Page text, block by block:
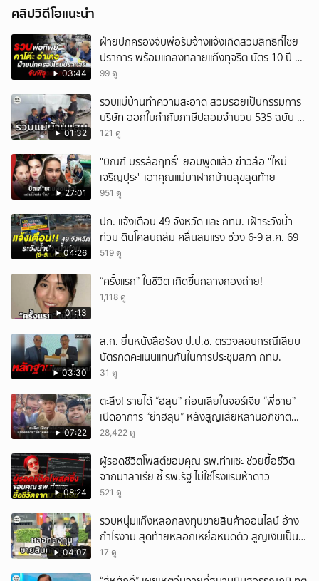
คลิปวิดีโอแนะนำ
03:44
ฝ่ายปกครองจับพ่อรับจ้างแจ้งเกิดสวมสิทธิที่ไชย
ปราการ พร้อมแถลงทลายแก๊งทุจริต บัตร 10 ปี ที่
แม่สอด
99 ดู
01:32
รวบแม่บ้านทำความสะอาด สวมรอยเป็นกรรมการ
บริษัท ออกใบกำกับภาษีปลอมจำนวน 535 ฉบับ รัฐ
เสียหายกว่า 129 ล้านบาท
121 ดู
27:01
"บิณฑ์ บรรลือฤทธิ์" ยอมพูดแล้ว ข่าวลือ "ใหม่
เจริญปุระ" เอาคุณแม่มาฝากบ้านสุขสุดท้าย
951 ดู
04:26
ปภ. แจ้งเตือน 49 จังหวัด และ กทม. เฝ้าระวังน้ำ
ท่วม ดินโคลนถล่ม คลื่นลมแรง ช่วง 6-9 ส.ค. 69
519 ดู
01:13
“ครั้งแรก” ในชีวิต เกิดขึ้นกลางกองถ่าย!
1,118 ดู
03:30
ส.ก. ยื่นหนังสือร้อง ป.ป.ช. ตรวจสอบกรณีเสียบ
บัตรกดคะแนนแทนกันในการประชุมสภา กทม.
31 ดู
07:22
ตะลึง! รายได้ “ฮลุน” ก่อนเสียในจอร์เจีย “พี่ชาย”
เปิดอาการ “ย่าฮลุน” หลังสูญเสียหลานอภิชาต
บุตร!
28,422 ดู
08:24
ผู้รอดชีวิตโพสต์ขอบคุณ รพ.ท่าแซะ ช่วยยื้อชีวิต
จากมาลาเรีย ชี้ รพ.รัฐ ไม่ใช่โรงแรมห้าดาว
521 ดู
04:07
รวบหนุ่มแก๊งหลอกลงทุนขายสินค้าออนไลน์ อ้าง
กำไรงาม สุดท้ายหลอกเหยื่อหมดตัว สูญเงินเป็น
แสนบาท ยังให้การปฏิเสธ
17 ดู